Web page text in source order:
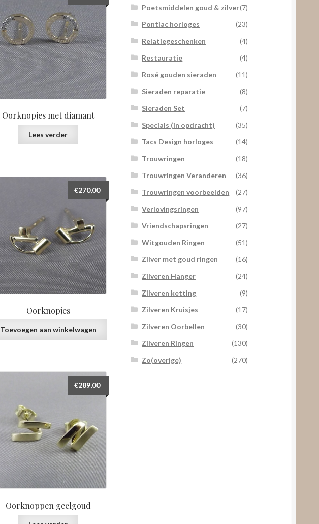
Oorknopjes met diamant
Lees verder
Oorknopjes
€270,00
Toevoegen aan winkelwagen
Oorknoppen geelgoud
€289,00
Poetsmiddelen goud & zilver(7)
Pontiac horloges
(23)
Relatiegeschenken
(4)
Restauratie
(4)
Rosé gouden sieraden
(11)
Sieraden reparatie
(8)
Sieraden Set
(7)
Specials (in opdracht)
(35)
Tacs Design horloges
(14)
Trouwringen
(18)
Trouwringen Veranderen
(36)
Trouwringen voorbeelden
(27)
Verlovingsringen
(97)
Vriendschapsringen
(27)
Witgouden Ringen
(51)
Zilver met goud ringen
(16)
Zilveren Hanger
(24)
Zilveren ketting
(9)
Zilveren Kruisjes
(17)
Zilveren Oorbellen
(30)
Zilveren Ringen
(130)
Zo(overige)
(270)